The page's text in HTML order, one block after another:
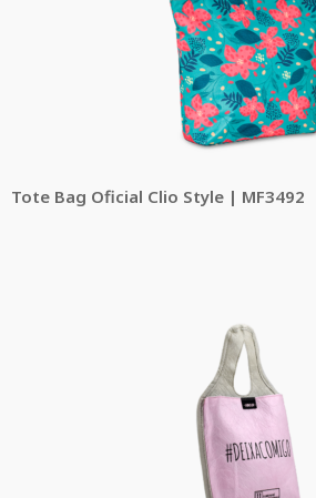
Tote Bag Oficial Clio Style | MF3492